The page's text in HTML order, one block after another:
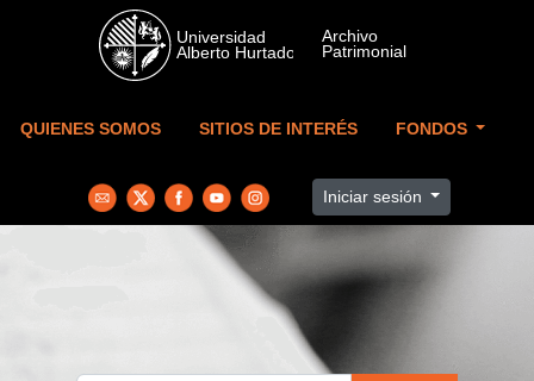
Skip to main content
QUIENES SOMOS SITIOS DE INTERÉS FONDOS
Iniciar sesión